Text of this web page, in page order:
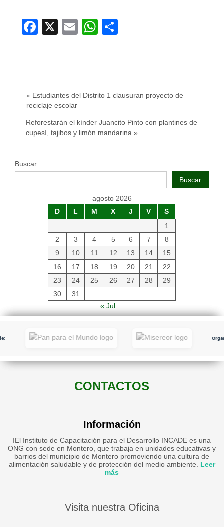
Facebook
X EmailWhatsApp
« Estudiantes del Distrito 1 clausuran proyecto de
reciclaje escolar
Reforestarán el kínder Juancito Pinto con plantines de
cupesí, tajibos y limón mandarina »
Buscar
Buscar
agosto 2026
D
L M X J V
S
1
2
3 4 5 6 7
8
9
10 11 12 13 14
15
16
17 18 19 20 21
22
23
24 25 26 27 28
29
30
31
« Jul
CONTACTOS
Información
IEl Instituto de Capacitación para el Desarrollo INCADE es una
ONG con sede en Montero, que trabaja en unidades educativas y
barrios del municipio de Montero promoviendo una cultura de
alimentación saludable y de protección del medio ambiente. Leer
más
Visita nuestra Oficina